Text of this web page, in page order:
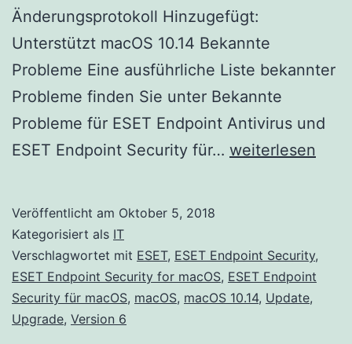
Änderungsprotokoll Hinzugefügt:
Unterstützt macOS 10.14 Bekannte
Probleme Eine ausführliche Liste bekannter
Probleme finden Sie unter Bekannte
Probleme für ESET Endpoint Antivirus und
ESET Endpoint Security für… ESET
die
MacOS
Version
weiterlesen
Veröffentlicht am Oktober 5, 2018
Kategorisiert als IT
Verschlagwortet mit ESET, ESET Endpoint Security,
ESET Endpoint Security for macOS, ESET Endpoint
Security für macOS, macOS, macOS 10.14, Update,
Upgrade, Version 6